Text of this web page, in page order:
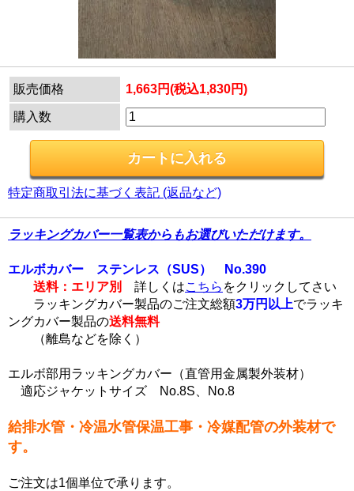
販売価格 1,663円(税込1,830円)
購入数
特定商取引法に基づく表記 (返品など)
ラッキングカバー一覧表からもお選びいただけます。
エルボカバー ステンレス（SUS） No.390
送料：エリア別
詳しくはこちら をクリックしてさい
ラッキングカバー製品のご注文総額3万円以上でラッキ
ングカバー製品の送料無料
（離島などを除く）
エルボ部用ラッキングカバー（直管用金属製外装材）
適応ジャケットサイズ No.8S、No.8
給排水管・冷温水管保温工事・冷媒配管の外装材で
す。
ご注文は1個単位で承ります。